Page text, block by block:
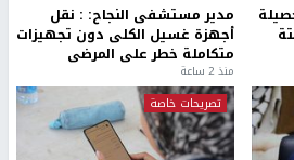
مدير مستشفى النجاح: : نقل
أجهزة غسيل الكلى دون تجهيزات
متكاملة خطر على المرضى
منذ 2 ساعة
تصريحات خاصة